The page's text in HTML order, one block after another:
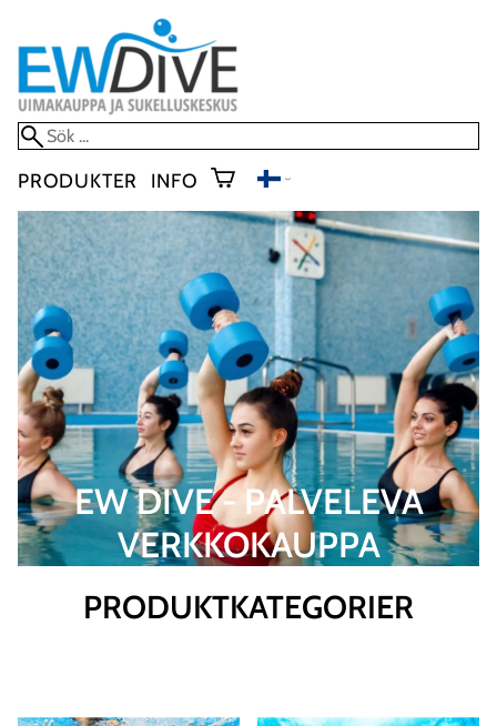
PRODUKTER INFO
EW DIVE - PALVELEVA
VERKKOKAUPPA
PRODUKTKATEGORIER